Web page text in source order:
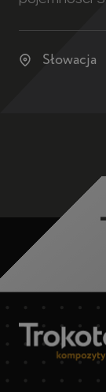
Słowacja